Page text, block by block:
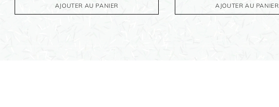
AJOUTER AU PANIER AJOUTER AU PANIER